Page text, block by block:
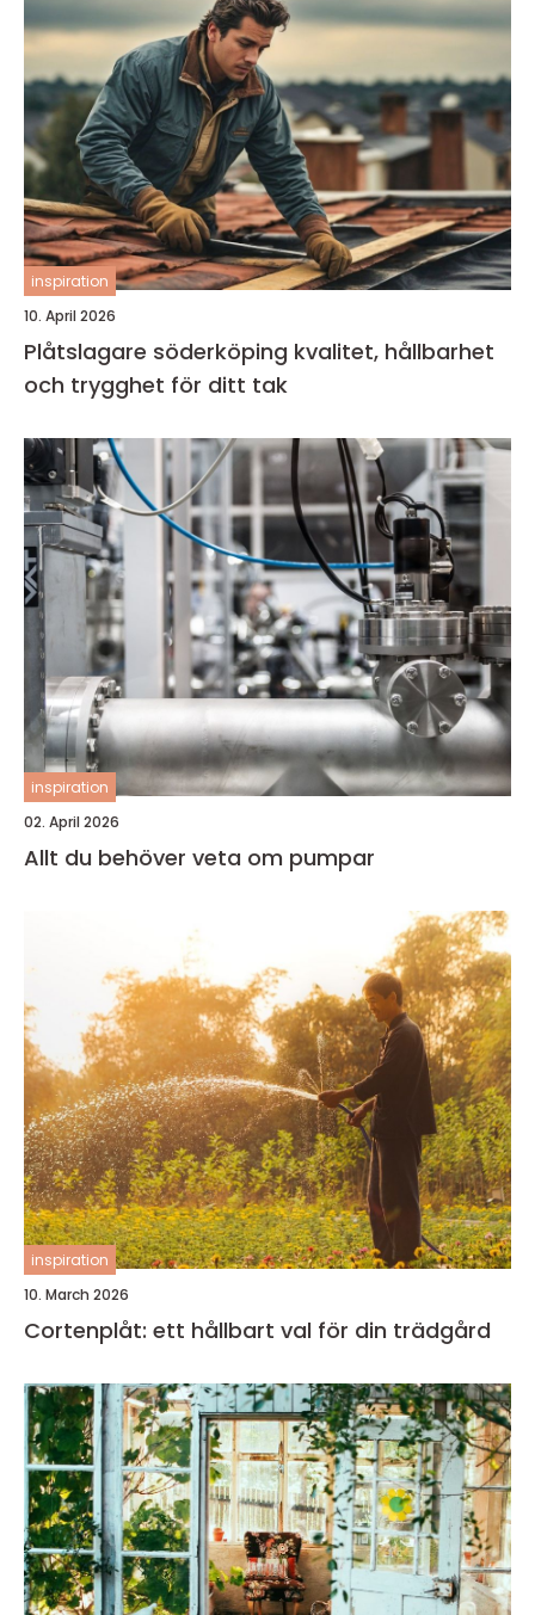
inspiration
10. April 2026
Plåtslagare söderköping kvalitet, hållbarhet
och trygghet för ditt tak
inspiration
02. April 2026
Allt du behöver veta om pumpar
inspiration
10. March 2026
Cortenplåt: ett hållbart val för din trädgård